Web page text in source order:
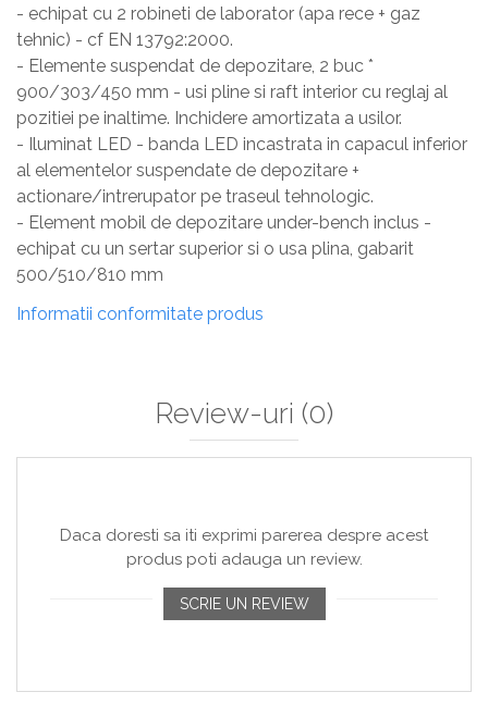
- echipat cu 2 robineti de laborator (apa rece + gaz
tehnic) - cf EN 13792:2000.
- Elemente suspendat de depozitare, 2 buc *
900/303/450 mm - usi pline si raft interior cu reglaj al
pozitiei pe inaltime. Inchidere amortizata a usilor.
- Iluminat LED - banda LED incastrata in capacul inferior
al elementelor suspendate de depozitare +
actionare/intrerupator pe traseul tehnologic.
- Element mobil de depozitare under-bench inclus -
echipat cu un sertar superior si o usa plina, gabarit
500/510/810 mm
Informatii conformitate produs
Review-uri (0)
Daca doresti sa iti exprimi parerea despre acest
produs poti adauga un review.
SCRIE UN REVIEW